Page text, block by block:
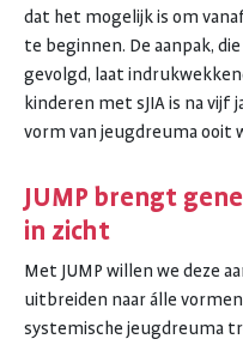
dat het mogelijk is om
te beginnen. De aanpak,
gevolgd, laat
kinderen met sJIA is na vijf
vorm van jeugdreuma ooit
JUMP brengt
in zicht
Met JUMP willen we deze
uitbreiden naar álle
systemische jeugdreuma